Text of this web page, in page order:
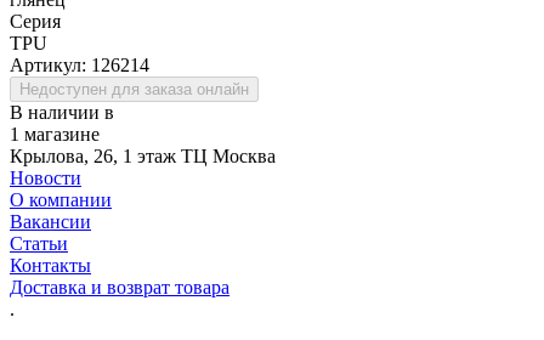
Серия
TPU
Артикул: 126214
Недоступен для заказа онлайн
В наличии в
1 магазине
Крылова, 26, 1 этаж ТЦ Москва
Новости
О компании
Вакансии
Статьи
Контакты
Доставка и возврат товара
.